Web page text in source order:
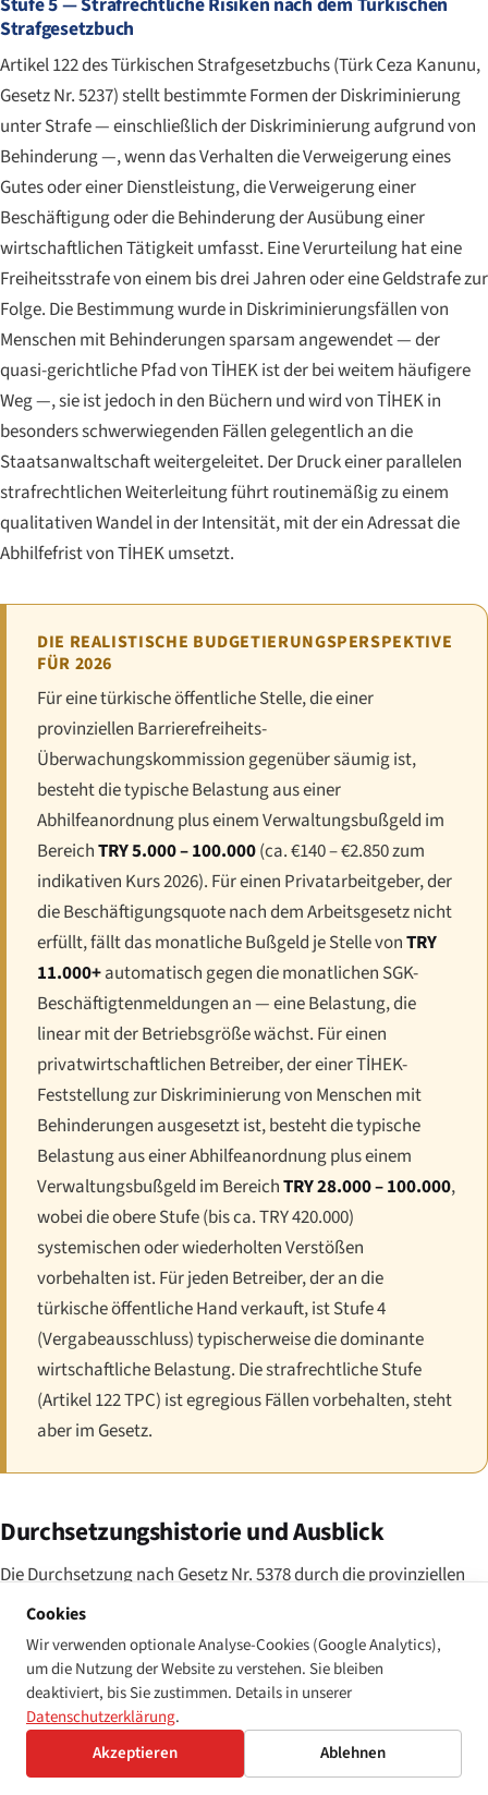
Strafgesetzbuch
Artikel 122 des Türkischen Strafgesetzbuchs (Türk Ceza Kanunu,
Gesetz Nr. 5237) stellt bestimmte Formen der Diskriminierung
unter Strafe — einschließlich der Diskriminierung aufgrund von
Behinderung —, wenn das Verhalten die Verweigerung eines
Gutes oder einer Dienstleistung, die Verweigerung einer
Beschäftigung oder die Behinderung der Ausübung einer
wirtschaftlichen Tätigkeit umfasst. Eine Verurteilung hat eine
Freiheitsstrafe von einem bis drei Jahren oder eine Geldstrafe zur
Folge. Die Bestimmung wurde in Diskriminierungsfällen von
Menschen mit Behinderungen sparsam angewendet — der
quasi-gerichtliche Pfad von TİHEK ist der bei weitem häufigere
Weg —, sie ist jedoch in den Büchern und wird von TİHEK in
besonders schwerwiegenden Fällen gelegentlich an die
Staatsanwaltschaft weitergeleitet. Der Druck einer parallelen
strafrechtlichen Weiterleitung führt routinemäßig zu einem
qualitativen Wandel in der Intensität, mit der ein Adressat die
Abhilfefrist von TİHEK umsetzt.
DIE REALISTISCHE BUDGETIERUNGSPERSPEKTIVE
FÜR 2026
Für eine türkische öffentliche Stelle, die einer
provinziellen Barrierefreiheits-
Überwachungskommission gegenüber säumig ist,
besteht die typische Belastung aus einer
Abhilfeanordnung plus einem Verwaltungsbußgeld im
BereichTRY 5.000 – 100.000(ca. €140 – €2.850 zum
indikativen Kurs 2026). Für einen Privatarbeitgeber, der
die Beschäftigungsquote nach dem Arbeitsgesetz nicht
erfüllt, fällt das monatliche Bußgeld je Stelle vonTRY
11.000+automatisch gegen die monatlichen SGK-
Beschäftigtenmeldungen an — eine Belastung, die
linear mit der Betriebsgröße wächst. Für einen
privatwirtschaftlichen Betreiber, der einer TİHEK-
Feststellung zur Diskriminierung von Menschen mit
Behinderungen ausgesetzt ist, besteht die typische
Belastung aus einer Abhilfeanordnung plus einem
Verwaltungsbußgeld im BereichTRY 28.000 – 100.000,
wobei die obere Stufe (bis ca. TRY 420.000)
systemischen oder wiederholten Verstößen
vorbehalten ist. Für jeden Betreiber, der an die
türkische öffentliche Hand verkauft, ist Stufe 4
(Vergabeausschluss) typischerweise die dominante
wirtschaftliche Belastung. Die strafrechtliche Stufe
(Artikel 122 TPC) ist egregious Fällen vorbehalten, steht
aber im Gesetz.
Durchsetzungshistorie und Ausblick
Die Durchsetzung nach Gesetz Nr. 5378 durch die provinziellen
Barrierefreiheits-Überwachungskommissionen war stetig, aber
uneinheitlich über die 81 Provinzen verteilt. Die Kommissionen in
Istanbul, Ankara und Izmir erlassen den Großteil der
substantiellen Feststellungen; die kleineren Provinzen folgen
dem nationalen Leitfaden von EYHGM, produzieren aber weniger
veröffentlichte Entscheidungen. Die Strategie 2024–2028
Cookies
Wir verwenden optionale Analyse-Cookies (Google Analytics),
um die Nutzung der Website zu verstehen. Sie bleiben
deaktiviert, bis Sie zustimmen. Details in unserer
Datenschutzerklärung.
Akzeptieren
Ablehnen